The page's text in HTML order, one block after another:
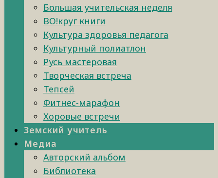
Большая учительская неделя
ВО!круг книги
Культура здоровья педагога
Культурный полиатлон
Русь мастеровая
Творческая встреча
Тепсей
Фитнес-марафон
Хоровые встречи
Земский учитель
Медиа
Авторский альбом
Библиотека